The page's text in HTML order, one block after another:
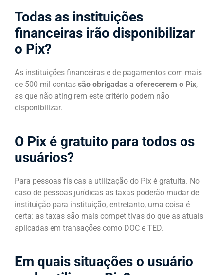
Todas as instituições
financeiras irão disponibilizar
o Pix?
As instituições financeiras e de pagamentos com mais
de 500 mil contas são obrigadas a oferecerem o Pix,
as que não atingirem este critério podem não
disponibilizar.
O Pix é gratuito para todos os
usuários?
Para pessoas físicas a utilização do Pix é gratuita. No
caso de pessoas jurídicas as taxas poderão mudar de
instituição para instituição, entretanto, uma coisa é
certa: as taxas são mais competitivas do que as atuais
aplicadas em transações como DOC e TED.
Em quais situações o usuário